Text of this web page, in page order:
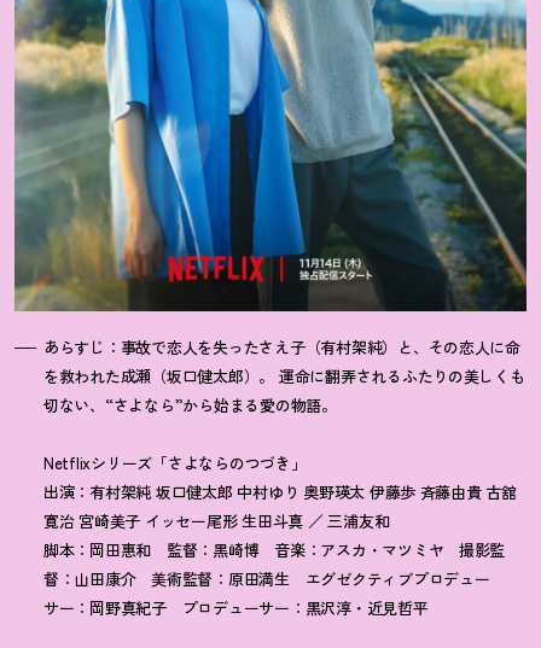
あらすじ：事故で恋人を失ったさえ子（有村架純）と、その恋人に命
を救われた成瀬（坂口健太郎）。 運命に翻弄されるふたりの美しくも
切ない、“さよなら”から始まる愛の物語。
Netflixシリーズ「さよならのつづき」
出演：有村架純 坂口健太郎 中村ゆり 奥野瑛太 伊藤歩 斉藤由貴 古舘
寛治 宮崎美子 イッセー尾形 生田斗真 ／ 三浦友和
脚本：岡田惠和 監督：黒崎博 音楽：アスカ・マツミヤ 撮影監
督：山田康介 美術監督：原田満生 エグゼクティブプロデュー
サー：岡野真紀子 プロデューサー：黒沢淳・近見哲平